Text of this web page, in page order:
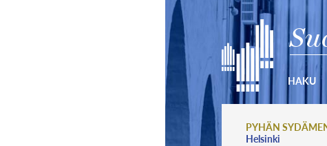
HAKU
PYHÄN
Helsinki